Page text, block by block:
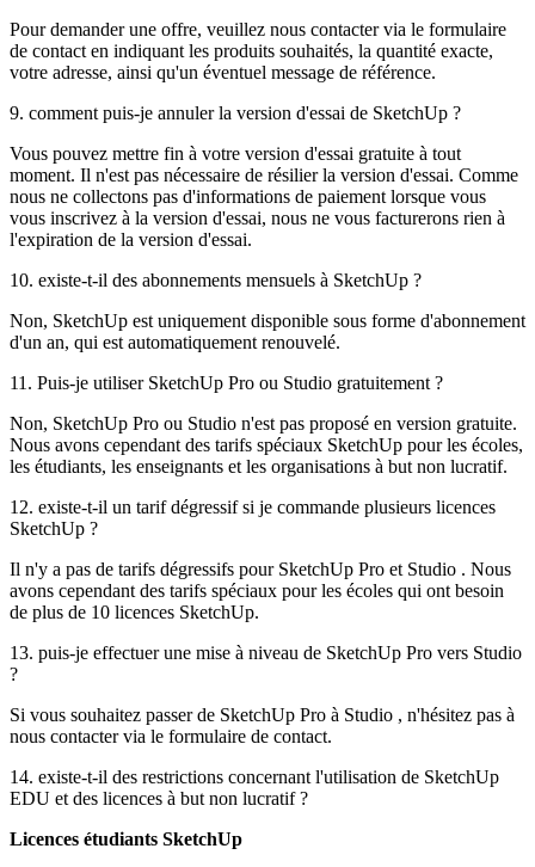
Pour demander une offre, veuillez nous contacter via le formulaire
de contact en indiquant les produits souhaités, la quantité exacte,
votre adresse, ainsi qu'un éventuel message de référence.
9. comment puis-je annuler la version d'essai de SketchUp ?
Vous pouvez mettre fin à votre version d'essai gratuite à tout
moment. Il n'est pas nécessaire de résilier la version d'essai. Comme
nous ne collectons pas d'informations de paiement lorsque vous
vous inscrivez à la version d'essai, nous ne vous facturerons rien à
l'expiration de la version d'essai.
10. existe-t-il des abonnements mensuels à SketchUp ?
Non, SketchUp est uniquement disponible sous forme d'abonnement
d'un an, qui est automatiquement renouvelé.
11. Puis-je utiliser SketchUp Pro ou Studio gratuitement ?
Non, SketchUp Pro ou Studio n'est pas proposé en version gratuite.
Nous avons cependant des tarifs spéciaux SketchUp pour les écoles,
les étudiants, les enseignants et les organisations à but non lucratif.
12. existe-t-il un tarif dégressif si je commande plusieurs licences
SketchUp ?
Il n'y a pas de tarifs dégressifs pour SketchUp Pro et Studio . Nous
avons cependant des tarifs spéciaux pour les écoles qui ont besoin
de plus de 10 licences SketchUp.
13. puis-je effectuer une mise à niveau de SketchUp Pro vers Studio
?
Si vous souhaitez passer de SketchUp Pro à Studio , n'hésitez pas à
nous contacter via le formulaire de contact.
14. existe-t-il des restrictions concernant l'utilisation de SketchUp
EDU et des licences à but non lucratif ?
Licences étudiants SketchUp